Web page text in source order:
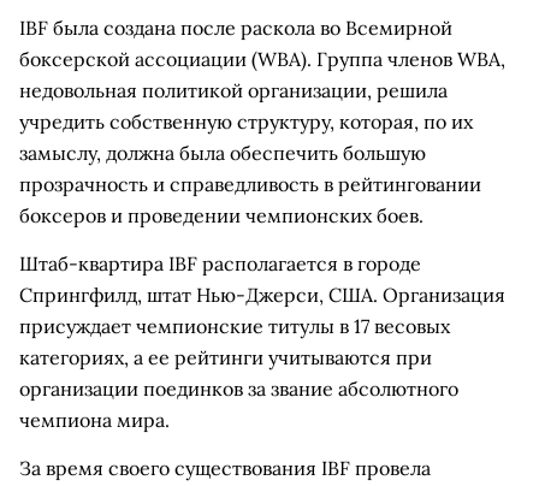
IBF была создана после раскола во Всемирной
боксерской ассоциации (WBA). Группа членов WBA,
недовольная политикой организации, решила
учредить собственную структуру, которая, по их
замыслу, должна была обеспечить большую
прозрачность и справедливость в рейтинговании
боксеров и проведении чемпионских боев.
Штаб-квартира IBF располагается в городе
Спрингфилд, штат Нью-Джерси, США. Организация
присуждает чемпионские титулы в 17 весовых
категориях, а ее рейтинги учитываются при
организации поединков за звание абсолютного
чемпиона мира.
За время своего существования IBF провела